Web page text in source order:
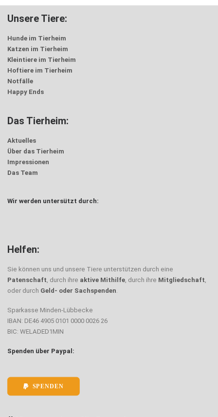
Unsere Tiere:
Hunde im Tierheim
Katzen im Tierheim
Kleintiere im Tierheim
Hoftiere im Tierheim
Notfälle
Happy Ends
Das Tierheim:
Aktuelles
Über das Tierheim
Impressionen
Das Team
Wir werden untersützt durch:
Helfen:
Sie können uns und unsere Tiere unterstützen durch eine
Patenschaft, durch ihre aktive Mithilfe, durch ihre Mitgliedschaft,
oder durch Geld- oder Sachspenden.
Sparkasse Minden-Lübbecke
IBAN: DE46 4905 0101 0000 0026 26
BIC: WELADED1MIN
Spenden über Paypal:
SPENDEN